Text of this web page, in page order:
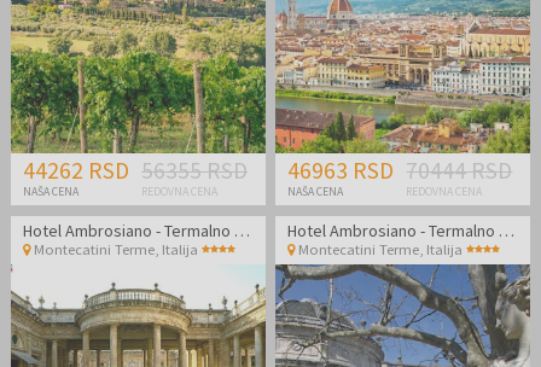
44262 RSD
NAŠA CENA
56355 RSD
REDOVNA CENA
46963 RSD
NAŠA CENA
70444 RSD
REDOVNA CENA
Hotel Ambrosiano - Termalno opuštanje u srcu Toskane
Montecatini Terme, Italija
Hotel Ambrosiano - Termalno opuštanje u srcu Toskane
Montecatini Terme Italija